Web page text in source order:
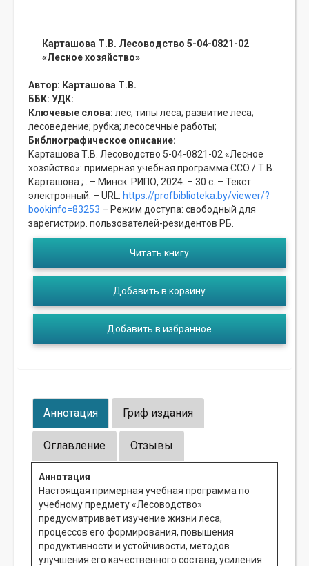
Карташова Т.В. Лесоводство 5-04-0821-02
«Лесное хозяйство»
Автор: Карташова Т.В.
ББК: УДК:
Ключевые слова: лес; типы леса; развитие леса;
лесоведение; рубка; лесосечные работы;
Библиографическое описание:
Карташова Т.В. Лесоводство 5-04-0821-02 «Лесное
хозяйство»: примерная учебная программа ССО / Т.В.
Карташова ; . – Минск: РИПО, 2024. – 30 с. – Текст:
электронный. – URL: https://profbiblioteka.by/viewer/?
bookinfo=83253 – Режим доступа: свободный для
зарегистрир. пользователей-резидентов РБ.
Читать книгу
Добавить в корзину
Добавить в избранное
Аннотация Гриф издания
Оглавление Отзывы
Аннотация
Настоящая примерная учебная программа по
учебному предмету «Лесоводство»
предусматривает изучение жизни леса,
процессов его формирования, повышения
продуктивности и устойчивости, методов
улучшения его качественного состава, усиления